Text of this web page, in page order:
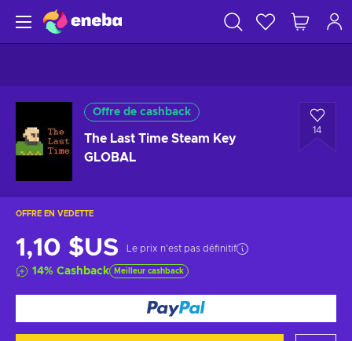
Offre de cashback
The Last Time Steam Key
GLOBAL
14
OFFRE EN VEDETTE
1,10 $US Le prix n'est pas définitif
14% Cashback Meilleur cashback